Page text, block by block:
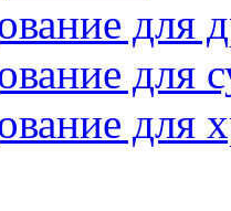
для
для
для